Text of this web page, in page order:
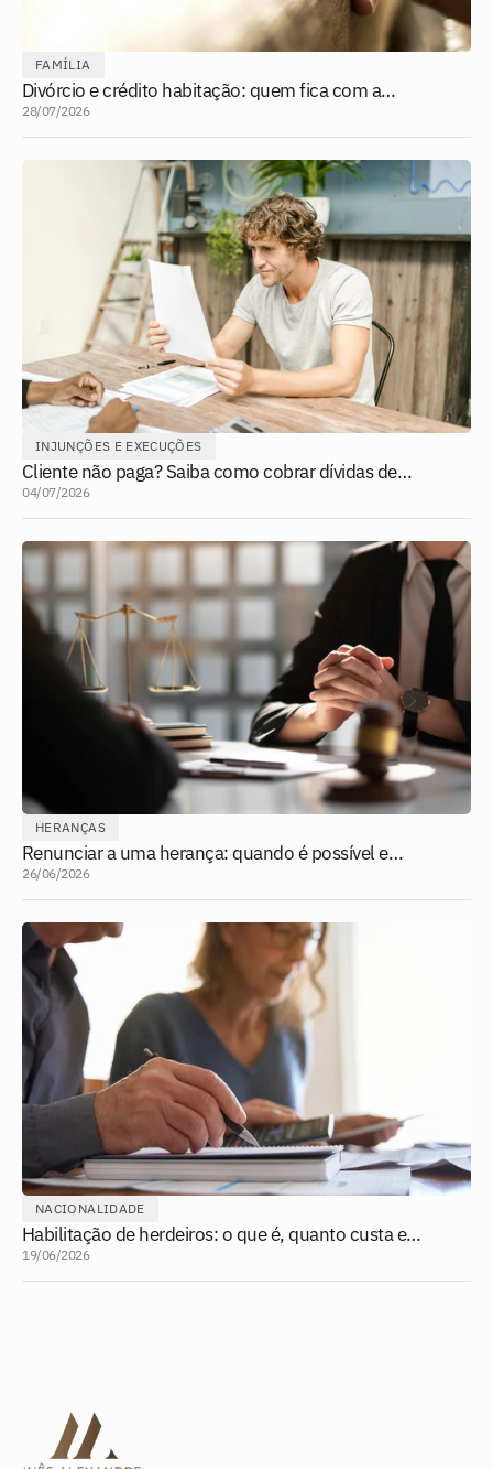
FAMÍLIA
Divórcio e crédito habitação: quem fica com a
casa?
28/07/2026
INJUNÇÕES E EXECUÇÕES
Cliente não paga? Saiba como cobrar dívidas de
forma legal
04/07/2026
HERANÇAS
Renunciar a uma herança: quando é possível e
como fazer?
26/06/2026
NACIONALIDADE
Habilitação de herdeiros: o que é, quanto custa e
quando é necessária?
19/06/2026